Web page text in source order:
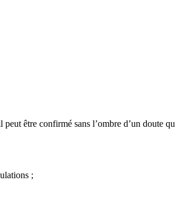
être confirmé sans l’ombre d’un doute
;